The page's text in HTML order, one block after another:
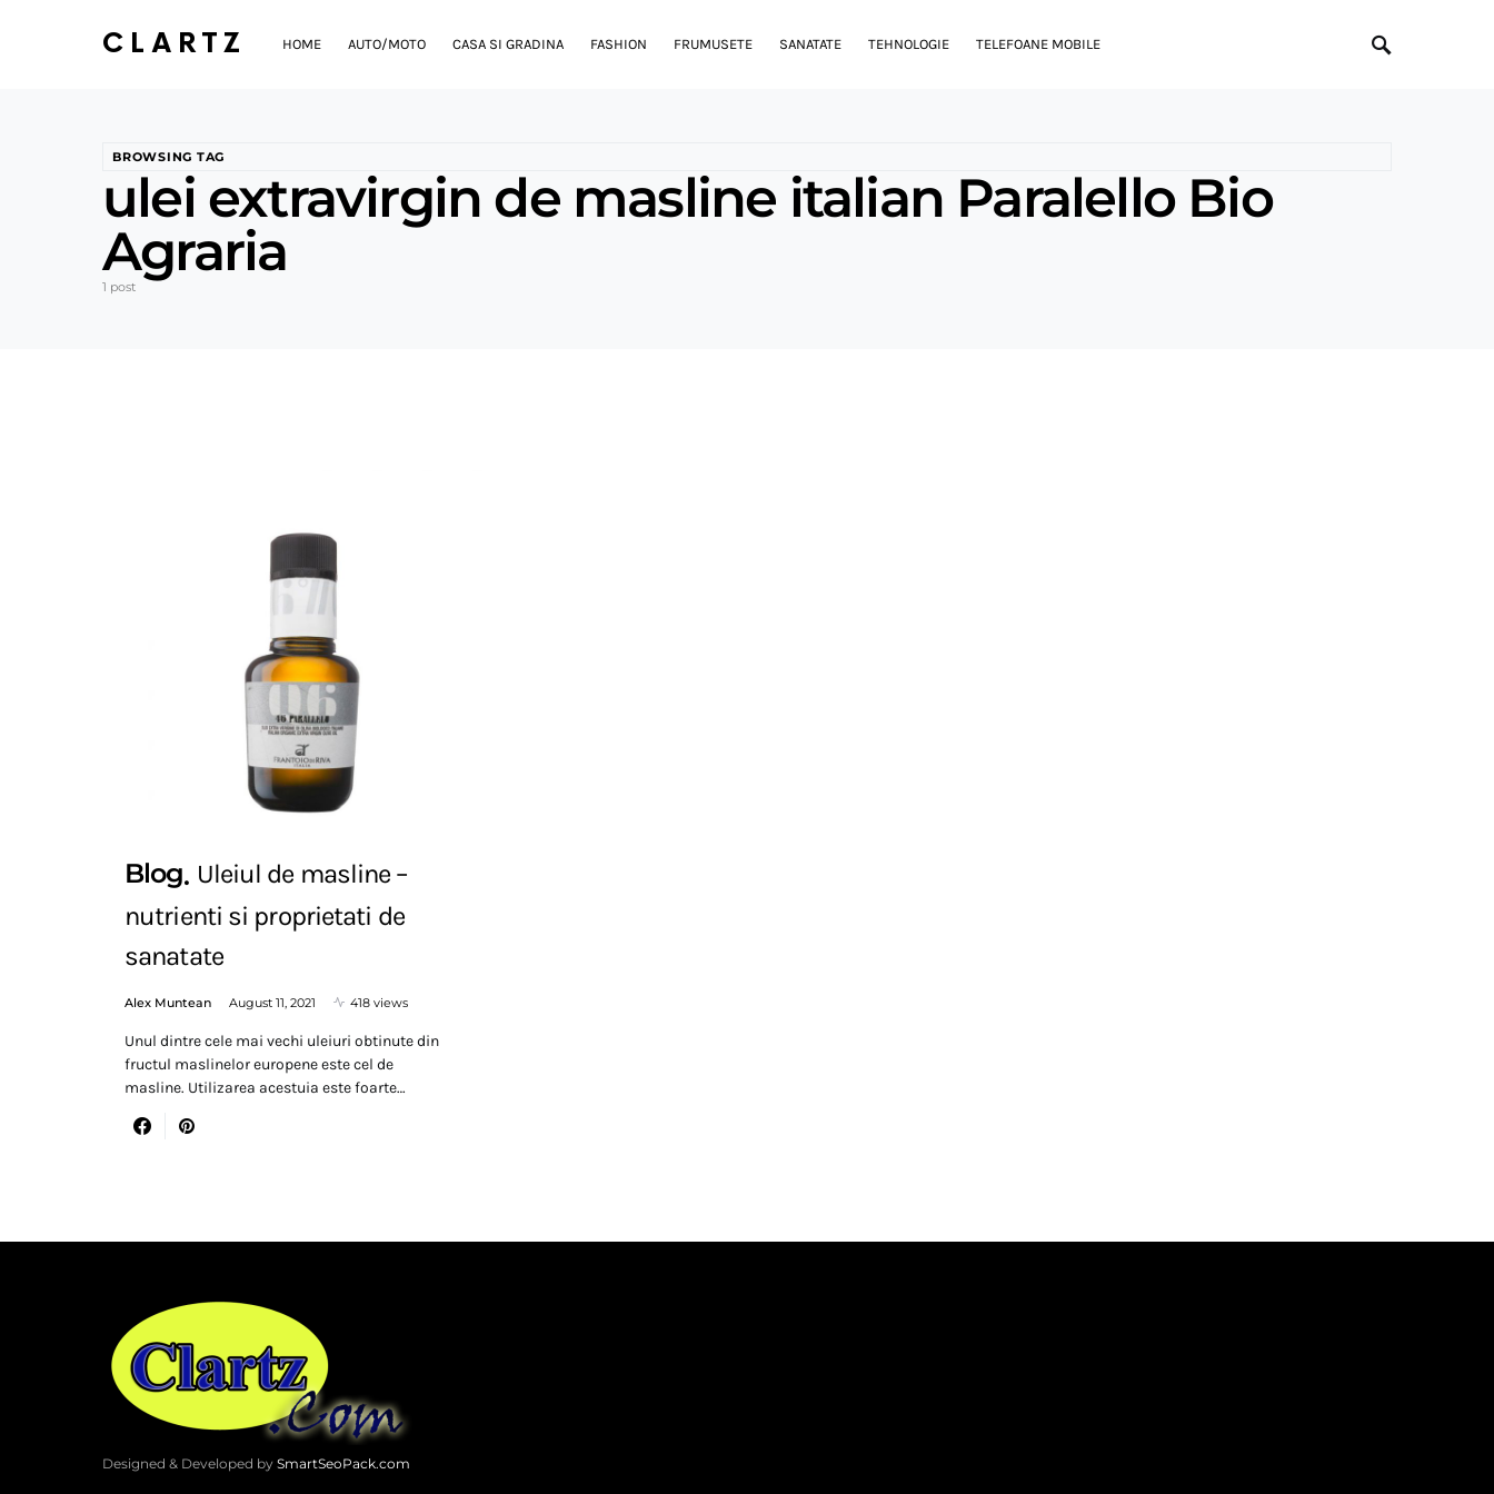
CLARTZ HOME AUTO/MOTO CASA SI GRADINA FASHION FRUMUSETE SANATATE TEHNOLOGIE TELEFOANE MOBILE
BROWSING TAG
ulei extravirgin de masline italian Paralello Bio
Agraria
1 post
Blog Uleiul de masline –
nutrienti si proprietati de
sanatate
Alex Muntean August 11, 2021 418 views
Unul dintre cele mai vechi uleiuri obtinute din
fructul maslinelor europene este cel de
masline. Utilizarea acestuia este foarte…
Designed & Developed by SmartSeoPack.com